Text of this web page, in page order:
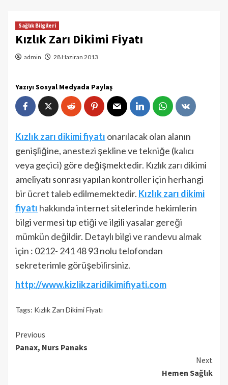
Sağlık Bilgileri
Kızlık Zarı Dikimi Fiyatı
admin 28 Haziran 2013
Yazıyı Sosyal Medyada Paylaş
Kızlık zarı dikimi fiyatı onarılacak olan alanın
genişliğine, anestezi şekline ve tekniğe (kalıcı
veya geçici) göre değişmektedir. Kızlık zarı dikimi
ameliyatı sonrası yapılan kontroller için herhangi
bir ücret taleb edilmemektedir. Kızlık zarı dikimi
fiyatı hakkında internet sitelerinde hekimlerin
bilgi vermesi tıp etiği ve ilgili yasalar gereği
mümkün değildir. Detaylı bilgi ve randevu almak
için : 0212- 241 48 93 nolu telofondan
sekreterimle görüşebilirsiniz.
http://www.kizlikzaridikimifiyati.com
Tags: Kızlık Zarı Dikimi Fiyatı
Continue
Reading
Previous
Panax, Nurs Panaks
Next
Hemen Sağlık